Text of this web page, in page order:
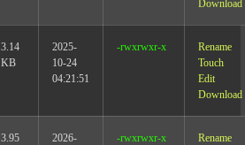
Download
3.14
KB
2025-
10-24
04:21:51
-rwxrwxr-x
Rename
Touch
Edit
Download
3.95
2026-
-rwxrwxr-x
Rename